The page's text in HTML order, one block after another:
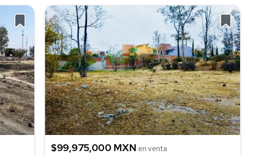
$99,975,000 MXN en venta